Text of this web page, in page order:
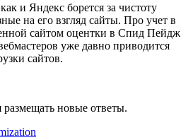
и Яндекс борется за чистоту
на его взгляд сайты. Про учет в
сайтом оцентки в Спид Пейдж
уже давно приводится
сайтов.
размещать новые ответы.